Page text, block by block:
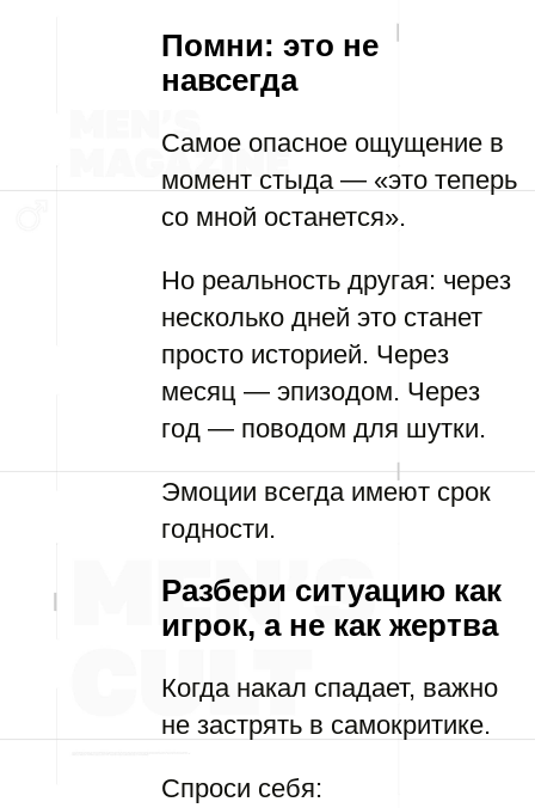
Помни: это не
навсегда
Самое опасное ощущение в
момент стыда — «это теперь
со мной останется».
Но реальность другая: через
несколько дней это станет
просто историей. Через
месяц — эпизодом. Через
год — поводом для шутки.
Эмоции всегда имеют срок
годности.
Разбери ситуацию как
игрок, а не как жертва
Когда накал спадает, важно
не застрять в самокритике.
Спроси себя: